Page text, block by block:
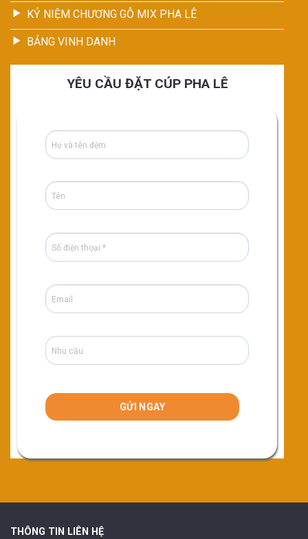
KỶ NIỆM CHƯƠNG GỖ MIX PHA LÊ
BẢNG VINH DANH
YÊU CẦU ĐẶT CÚP PHA LÊ
THÔNG TIN LIÊN HỆ